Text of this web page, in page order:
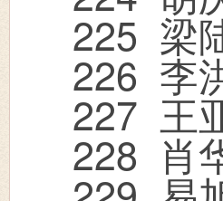
225 梁
226 李
227 王
228 肖